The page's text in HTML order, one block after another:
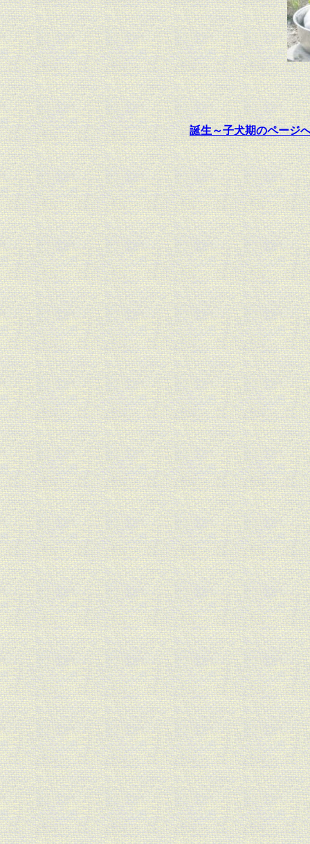
誕生～子犬期のページ